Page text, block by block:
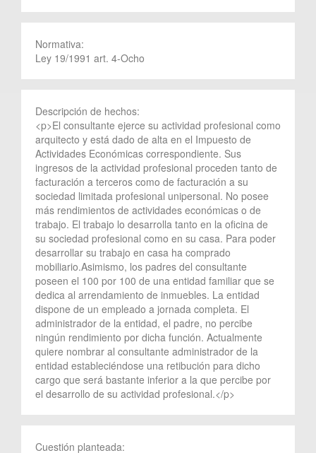
Normativa:
Ley 19/1991 art. 4-Ocho
Descripción de hechos:
<p>El consultante ejerce su actividad profesional como
arquitecto y está dado de alta en el Impuesto de
Actividades Económicas correspondiente. Sus
ingresos de la actividad profesional proceden tanto de
facturación a terceros como de facturación a su
sociedad limitada profesional unipersonal. No posee
más rendimientos de actividades económicas o de
trabajo. El trabajo lo desarrolla tanto en la oficina de
su sociedad profesional como en su casa. Para poder
desarrollar su trabajo en casa ha comprado
mobiliario.Asimismo, los padres del consultante
poseen el 100 por 100 de una entidad familiar que se
dedica al arrendamiento de inmuebles. La entidad
dispone de un empleado a jornada completa. El
administrador de la entidad, el padre, no percibe
ningún rendimiento por dicha función. Actualmente
quiere nombrar al consultante administrador de la
entidad estableciéndose una retibución para dicho
cargo que será bastante inferior a la que percibe por
el desarrollo de su actividad profesional.</p>
Cuestión planteada: